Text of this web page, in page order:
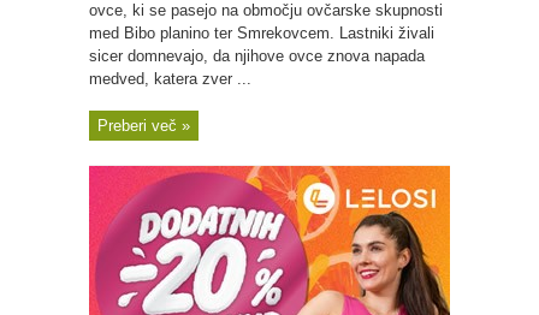
ovce, ki se pasejo na območju ovčarske skupnosti
med Bibo planino ter Smrekovcem. Lastniki živali
sicer domnevajo, da njihove ovce znova napada
medved, katera zver ...
Preberi več »